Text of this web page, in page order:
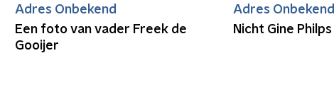
Adres Onbekend
Een foto van vader Freek de
Gooijer
Adres Onbekend
Nicht Gine Philps